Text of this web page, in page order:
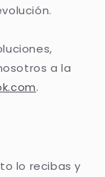
a la
.
lo recibas y